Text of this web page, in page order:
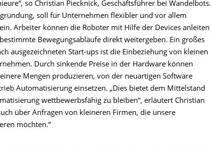
so Christian Piecknick, Geschäftsführer bei Wandelbots.
soll für Unternehmen flexibler und vor allem
Arbeiter können die Roboter mit Hilfe der Devices anleiten
Bewegungsabläufe direkt weitergeben. Ein großes
ausgezeichneten Start-ups ist die Einbeziehung von kleinen
Durch sinkende Preise in der Hardware können
Mengen produzieren, von der neuartigen Software
Automatisierung einsetzen. „Dies bietet dem Mittelstand
wettbewerbsfähig zu bleiben“, erläutert Christian
über Anfragen von kleineren Firmen, die unsere
möchten.“